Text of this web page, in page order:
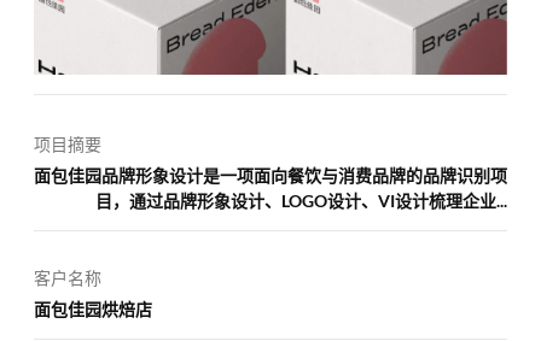
项目摘要
面包佳园品牌形象设计是一项面向餐饮与消费品牌的品牌识别项
目，通过品牌形象设计、LOGO设计、VI设计梳理企业...
客户名称
面包佳园烘焙店